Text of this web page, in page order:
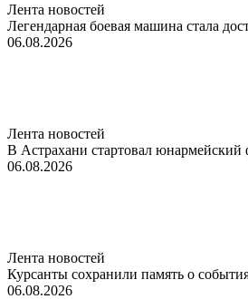
Лента новостей
Легендарная боевая машина стала
06.08.2026
Лента новостей
В Астрахани стартовал юнармейский
06.08.2026
Лента новостей
Курсанты сохранили память о
06.08.2026